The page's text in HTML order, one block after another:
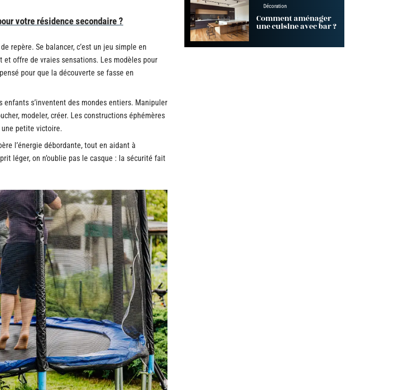
votre résidence secondaire ?
repère. Se balancer, c’est un jeu simple en
et offre de vraies sensations. Les modèles pour
pour que la découverte se fasse en
enfants s’inventent des mondes entiers. Manipuler
modeler, créer. Les constructions éphémères
petite victoire.
l’énergie débordante, tout en aidant à
léger, on n’oublie pas le casque : la sécurité fait
Décoration
Comment aménager
une cuisine avec bar ?